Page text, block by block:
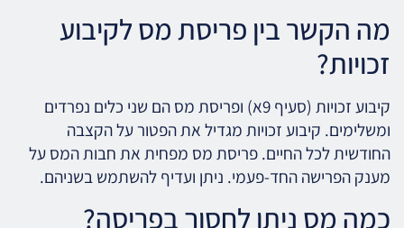
מה הקשר בין פריסת מס לקיבוע
זכויות?
קיבוע זכויות (סעיף 9א) ופריסת מס הם שני כלים נפרדים
ומשלימים. קיבוע זכויות מגדיל את הפטור על הקצבה
החודשית לכל החיים. פריסת מס מפחית את חבות המס על
מענק הפרישה החד-פעמי. ניתן ועדיף להשתמש בשניהם.
כמה מס ניתן לחסוך בפריסה?